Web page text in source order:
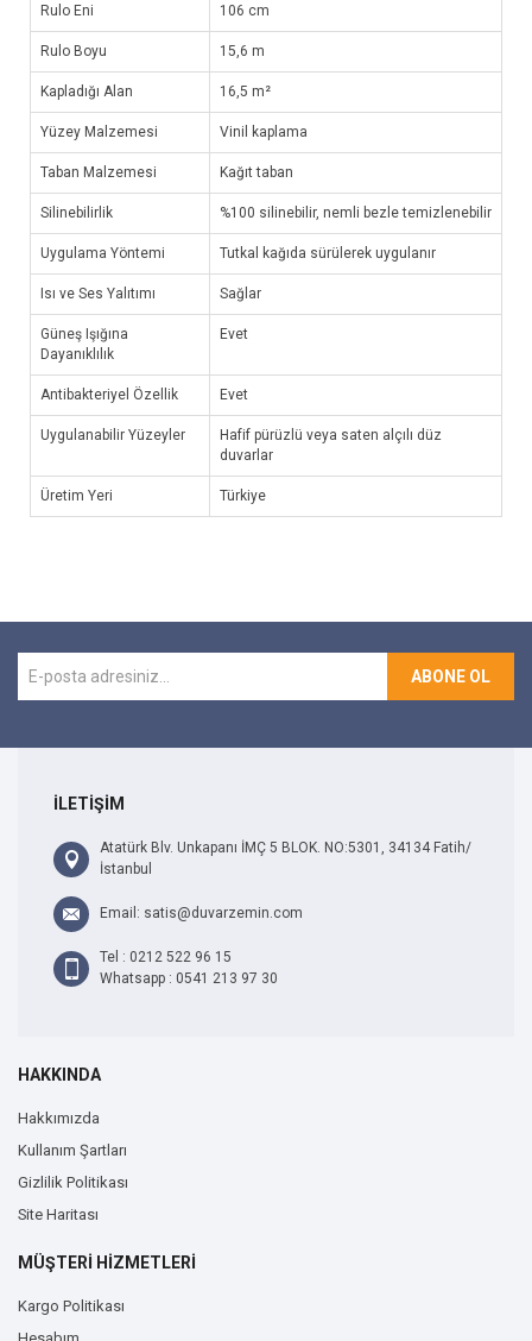
Rulo Eni 106 cm
Rulo Boyu 15,6 m
Kapladığı Alan 16,5 m²
Yüzey Malzemesi Vinil kaplama
Taban Malzemesi Kağıt taban
Silinebilirlik %100 silinebilir, nemli bezle temizlenebilir
Uygulama Yöntemi Tutkal kağıda sürülerek uygulanır
Isı ve Ses Yalıtımı Sağlar
Güneş Işığına
Dayanıklılık
Evet
Antibakteriyel Özellik Evet
Uygulanabilir Yüzeyler
Hafif pürüzlü veya saten alçılı düz
duvarlar
Üretim Yeri Türkiye
ABONE OL
İLETİŞİM
Atatürk Blv. Unkapanı İMÇ 5 BLOK. NO:5301, 34134 Fatih/
İstanbul
Email: satis@duvarzemin.com
Tel : 0212 522 96 15
Whatsapp : 0541 213 97 30
HAKKINDA
Hakkımızda
Kullanım Şartları
Gizlilik Politikası
Site Haritası
MÜŞTERİ HİZMETLERİ
Kargo Politikası